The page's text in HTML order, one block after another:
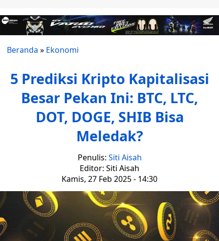
Beranda » Ekonomi
5 Prediksi Kripto Kapitalisasi
Besar Pekan Ini: BTC, LTC,
DOT, DOGE, SHIB Bisa
Meledak?
Penulis: Siti Aisah
Editor: Siti Aisah
Kamis, 27 Feb 2025 - 14:30